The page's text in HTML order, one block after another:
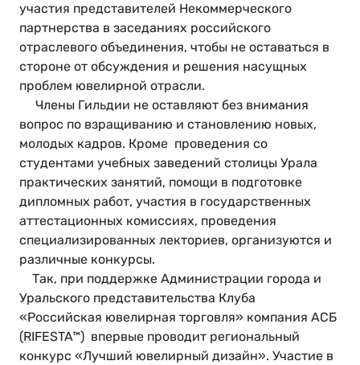
участия представителей Некоммерческого
партнерства в заседаниях российского
отраслевого объединения, чтобы не оставаться в
стороне от обсуждения и решения насущных
проблем ювелирной отрасли.
Члены Гильдии не оставляют без внимания
вопрос по взращиванию и становлению новых,
молодых кадров. Кроме проведения со
студентами учебных заведений столицы Урала
практических занятий, помощи в подготовке
дипломных работ, участия в государственных
аттестационных комиссиях, проведения
специализированных лекториев, организуются и
различные конкурсы.
Так, при поддержке Администрации города и
Уральского представительства Клуба
«Российская ювелирная торговля» компания АСБ
(RIFESTA™) впервые проводит региональный
конкурс «Лучший ювелирный дизайн». Участие в